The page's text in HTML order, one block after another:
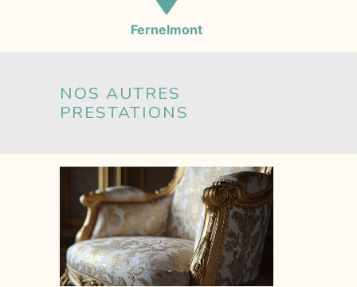
Fernelmont
NOS AUTRES
PRESTATIONS